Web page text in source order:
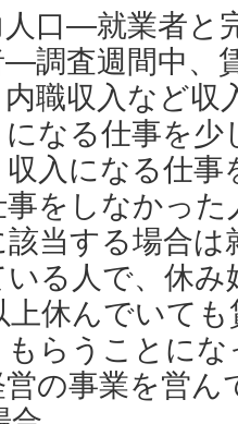
就業者と完
間中、賃
職収入など収
仕事を少し
なる仕事を
事をしなかっ
る場合は就
人で、休み
上休んでいて
ことになっ
事業を営ん